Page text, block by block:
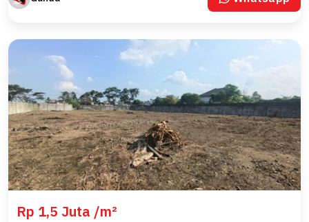
Rp 1,5 Juta /m²